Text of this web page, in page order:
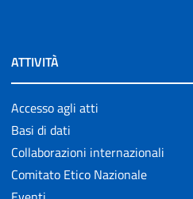
ATTIVITÀ
Accesso agli atti
Basi di dati
Collaborazioni internazionali
Comitato Etico Nazionale